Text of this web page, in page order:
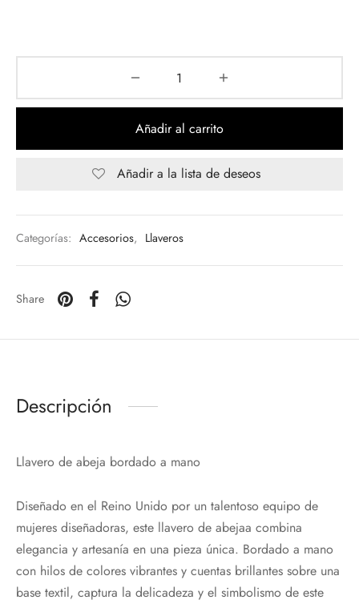
Añadir al carrito
Añadir a la lista de deseos
Categorías: Accesorios, Llaveros
Share
Descripción
Llavero de abeja bordado a mano
Diseñado en el Reino Unido por un talentoso equipo de
mujeres diseñadoras, este llavero de abejaa combina
elegancia y artesanía en una pieza única. Bordado a mano
con hilos de colores vibrantes y cuentas brillantes sobre una
base textil, captura la delicadeza y el simbolismo de este